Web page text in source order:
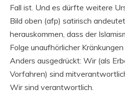
Fall ist. Und es dürfte weitere
Bild oben (afp) satirisch
herauskommen, dass der
Folge unaufhörlicher
Anders ausgedrückt: Wir (als
Vorfahren) sind
Wir sind verantwortlich.